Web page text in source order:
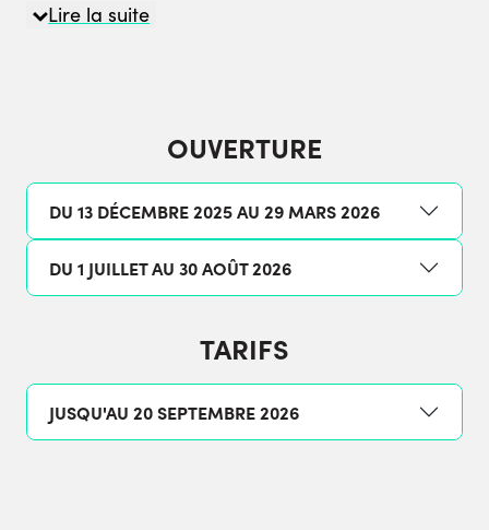
Lire la suite
OUVERTURE
DU 13 DÉCEMBRE 2025 AU 29 MARS 2026
DU 1 JUILLET AU 30 AOÛT 2026
TARIFS
JUSQU'AU 20 SEPTEMBRE 2026